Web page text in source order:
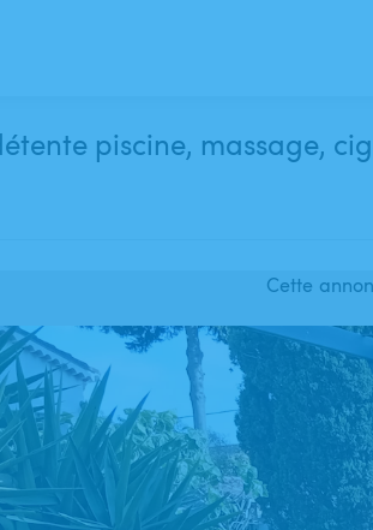
piscine, massage,
Cette